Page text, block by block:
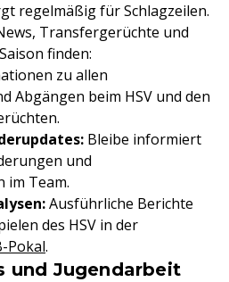
regelmäßig für Schlagzeilen.
Transfergerüchte und
finden:
zu allen
Abgängen beim HSV und den
Bleibe informiert
und
im Team.
Ausführliche Berichte
des HSV in der
Pokal.
und Jugendarbeit